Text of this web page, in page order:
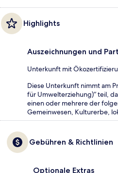
Highlights
Auszeichnungen und
Unterkunft mit
Diese Unterkunft nimmt am
für Umwelterziehung)“ teil,
einen oder mehrere der
Gemeinwesen, Kulturerbe,
Gebühren & Richtlinien
Optionale Extras